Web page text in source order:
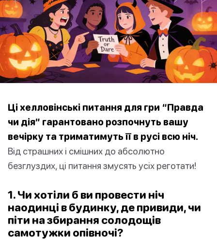
Ці хелловінські питання для гри “Правда
чи дія” гарантовано розпочнуть вашу
вечірку та триматимуть її в русі всю ніч.
Від страшних і смішних до абсолютно
безглуздих, ці питання змусять усіх реготати!
1. Чи хотіли б ви провести ніч
наодинці в будинку, де привиди, чи
піти на збирання солодощів
самотужки опівночі?